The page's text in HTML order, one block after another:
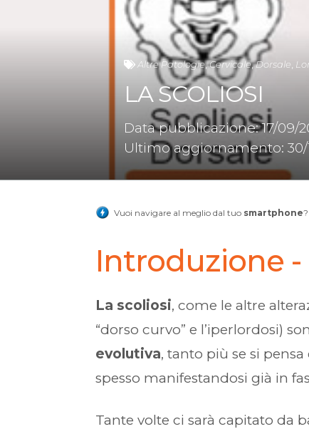
Altre Patologie,Cervicale,Dorsale
LA SCOLIOSI
Data pubblicazione: 17/09/
Ultimo aggiornamento: 30/
Vuoi navigare al meglio dal tuo smartphone
Introduzione -
La scoliosi, come le altre
“dorso curvo” e l’iperlordosi)
evolutiva, tanto più se si
spesso manifestandosi già in
Tante volte ci sarà capitato da